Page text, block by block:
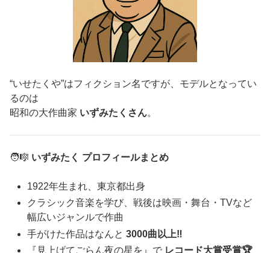
“いせたくや”はフィクション名ですが、モデルとなってい
るのは
昭和の大作曲家 いずみたくさん。
🧑‍🎼 いずみたく プロフィールまとめ
1922年生まれ、東京都出身
クラシック音楽を学び、戦後は映画・舞台・TVなど
幅広いジャンルで作曲
手がけた作品はなんと3000曲以上‼️
『見上げてごらん夜の星を』で レコード大賞受賞🏆